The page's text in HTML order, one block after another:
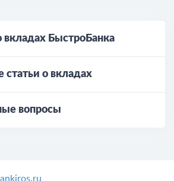
БыстроБанка
статьи о вкладах
вопросы